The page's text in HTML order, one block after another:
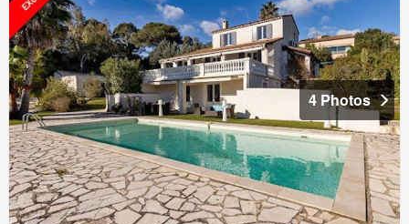
4 Photos